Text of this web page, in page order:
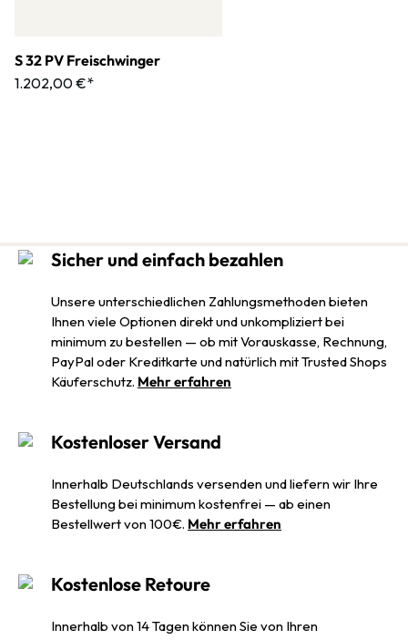
S 32 PV Freischwinger
1.202,00 €*
Sicher und einfach bezahlen
Unsere unterschiedlichen Zahlungsmethoden bieten
Ihnen viele Optionen direkt und unkompliziert bei
minimum zu bestellen — ob mit Vorauskasse, Rechnung,
PayPal oder Kreditkarte und natürlich mit Trusted Shops
Käuferschutz. Mehr erfahren
Kostenloser Versand
Innerhalb Deutschlands versenden und liefern wir Ihre
Bestellung bei minimum kostenfrei — ab einen
Bestellwert von 100€. Mehr erfahren
Kostenlose Retoure
Innerhalb von 14 Tagen können Sie von Ihren